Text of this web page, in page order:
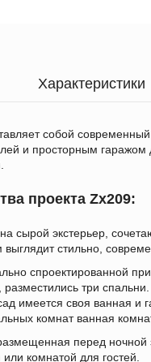
Характеристики
собой
и просторным гаражом
проекта Zx209:
сырой экстерьер,
стильно,
спроектированной
разместились три
имеется своя ванная и
комнат ванная
перед ночной
комнатой для гостей.